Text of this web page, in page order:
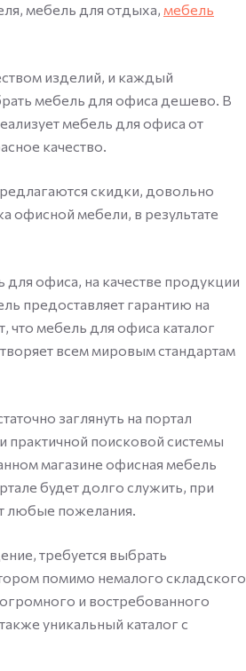
мебель для отдыха, мебель
изделий, и каждый
мебель для офиса дешево. В
мебель для офиса от
качество.
скидки, довольно
офисной мебели, в результате
офиса, на качестве продукции
предоставляет гарантию на
что мебель для офиса каталог
всем мировым стандартам
заглянуть на портал
практичной поисковой системы
магазине офисная мебель
будет долго служить, при
любые пожелания.
требуется выбрать
помимо немалого складского
и востребованного
уникальный каталог с